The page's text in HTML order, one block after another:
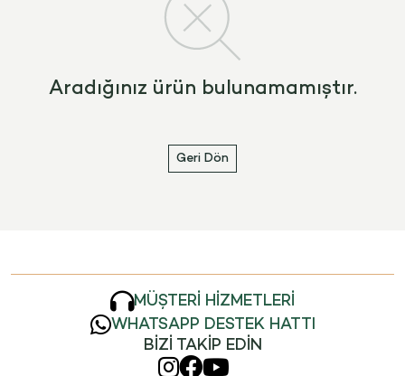
Aradığınız ürün bulunamamıştır.
Geri Dön
MÜŞTERİ HİZMETLERİ
WHATSAPP DESTEK HATTI
BİZİ TAKİP EDİN